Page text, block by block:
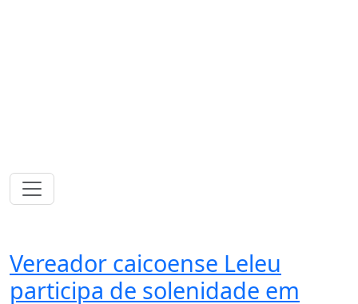
Vereador caicoense Leleu
participa de solenidade em